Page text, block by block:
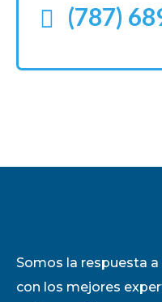
(787)
Somos la respuesta
con los mejores